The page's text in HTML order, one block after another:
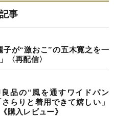
事
が“激おこ”の五木寛之を一
〈再配信〉
品の“風を通すワイドパン
らりと着用できて嬉しい」
購入レビュー》